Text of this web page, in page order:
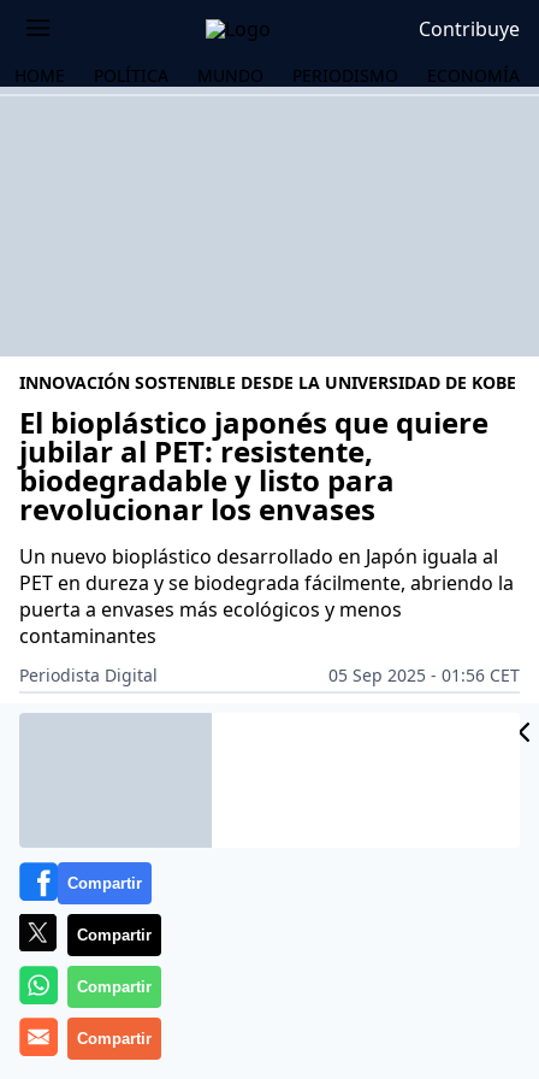
Contribuye
HOME POLÍTICA MUNDO PERIODISMO ECONOMÍA
INNOVACIÓN SOSTENIBLE DESDE LA UNIVERSIDAD DE KOBE
El bioplástico japonés que quiere
jubilar al PET: resistente,
biodegradable y listo para
revolucionar los envases
Un nuevo bioplástico desarrollado en Japón iguala al
PET en dureza y se biodegrada fácilmente, abriendo la
puerta a envases más ecológicos y menos
contaminantes
Periodista Digital
05 Sep 2025 - 01:56 CET
Archivado en: MEDIO AMBIENTE
Compartir
Compartir
Compartir
Compartir